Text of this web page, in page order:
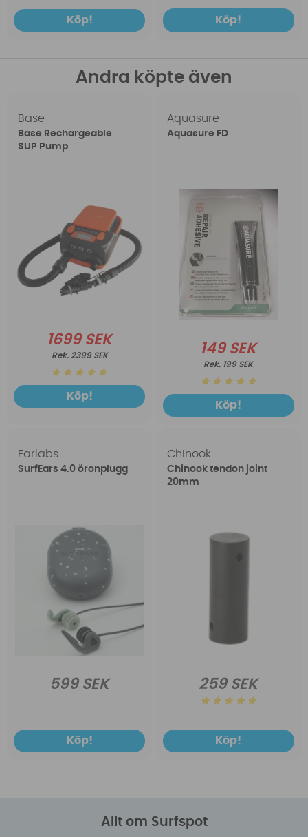
Köp! Köp!
Andra köpte även
Base
Base Rechargeable
SUP Pump
1699 SEK
2399 SEK
Köp!
Aquasure
Aquasure FD
149 SEK
199 SEK
Köp!
Earlabs
SurfEars 4.0 öronplugg
599 SEK
Köp!
Chinook
Chinook tendon joint
20mm
259 SEK
Köp!
Allt om Surfspot